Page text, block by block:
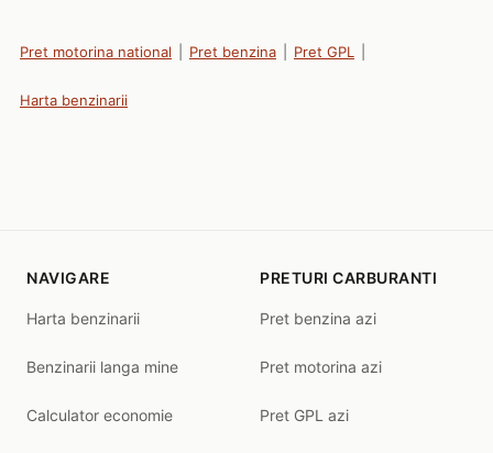
Pret motorina national Pret benzina Pret GPL
Harta benzinarii
NAVIGARE
Harta benzinarii
Benzinarii langa mine
Calculator economie
PRETURI CARBURANTI
Pret benzina azi
Pret motorina azi
Pret GPL azi